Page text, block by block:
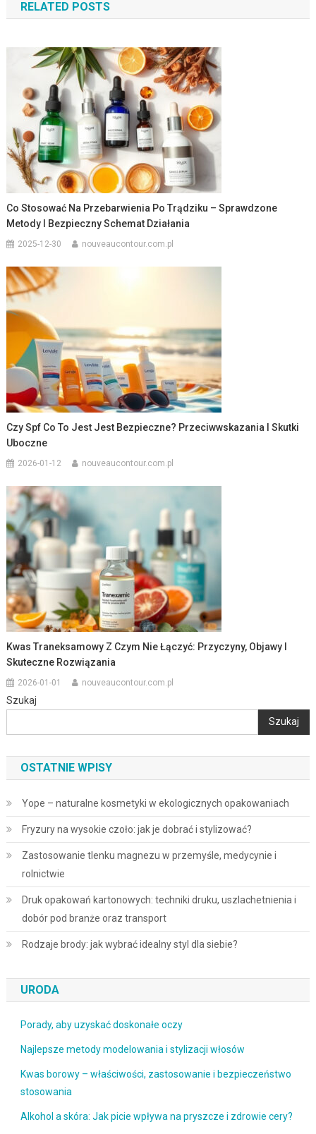
RELATED POSTS
Co Stosować Na Przebarwienia Po Trądziku – Sprawdzone
Metody I Bezpieczny Schemat Działania
2025-12-30 nouveaucontour.com.pl
Czy Spf Co To Jest Jest Bezpieczne? Przeciwwskazania I Skutki
Uboczne
2026-01-12 nouveaucontour.com.pl
Kwas Traneksamowy Z Czym Nie Łączyć: Przyczyny, Objawy I
Skuteczne Rozwiązania
2026-01-01 nouveaucontour.com.pl
Szukaj
Szukaj
OSTATNIE WPISY
Yope – naturalne kosmetyki w ekologicznych opakowaniach
Fryzury na wysokie czoło: jak je dobrać i stylizować?
Zastosowanie tlenku magnezu w przemyśle, medycynie i
rolnictwie
Druk opakowań kartonowych: techniki druku, uszlachetnienia i
dobór pod branże oraz transport
Rodzaje brody: jak wybrać idealny styl dla siebie?
URODA
Porady, aby uzyskać doskonałe oczy
Najlepsze metody modelowania i stylizacji włosów
Kwas borowy – właściwości, zastosowanie i bezpieczeństwo
stosowania
Alkohol a skóra: Jak picie wpływa na pryszcze i zdrowie cery?